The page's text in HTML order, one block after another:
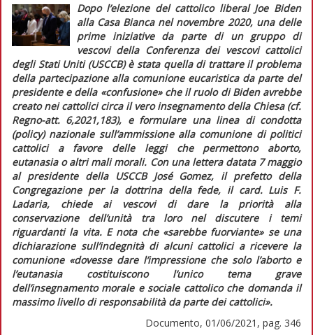
Dopo l’elezione del cattolico liberal Joe Biden
alla Casa Bianca nel novembre 2020, una delle
prime iniziative da parte di un gruppo di
vescovi della Conferenza dei vescovi cattolici
degli Stati Uniti (USCCB) è stata quella di trattare il problema
della partecipazione alla comunione eucaristica da parte del
presidente e della «confusione» che il ruolo di Biden avrebbe
creato nei cattolici circa il vero insegnamento della Chiesa (cf.
Regno-att. 6,2021,183), e formulare una linea di condotta
(policy) nazionale sull’ammissione alla comunione di politici
cattolici a favore delle leggi che permettono aborto,
eutanasia o altri mali morali. Con una lettera datata 7 maggio
al presidente della USCCB José Gomez, il prefetto della
Congregazione per la dottrina della fede, il card. Luis F.
Ladaria, chiede ai vescovi di dare la priorità alla
conservazione dell’unità tra loro nel discutere i temi
riguardanti la vita. E nota che «sarebbe fuorviante»se una
dichiarazione sull’indegnità di alcuni cattolici a ricevere la
comunione «dovesse dare l’impressione che solo l’aborto e
l’eutanasia costituiscono l’unico tema grave
dell’insegnamento morale e sociale cattolico che domanda il
massimo livello di responsabilità da parte dei cattolici».
Documento, 01/06/2021, pag. 346